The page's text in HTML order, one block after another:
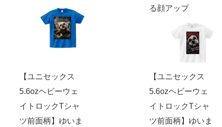
る顔アップ
【ユニセックス
5.6ozヘビーウェ
イトロックTシャ
ツ前面柄】ゆいま
【ユニセックス
5.6ozヘビーウェ
イトロックTシャ
ツ前面柄】ゆいま